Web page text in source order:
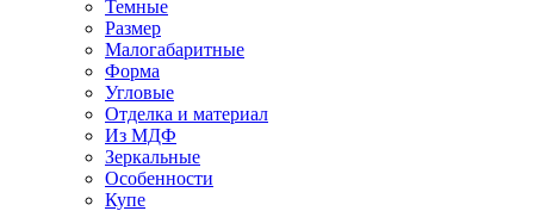
Темные
Размер
Малогабаритные
Форма
Угловые
Отделка и материал
Из МДФ
Зеркальные
Особенности
Купе